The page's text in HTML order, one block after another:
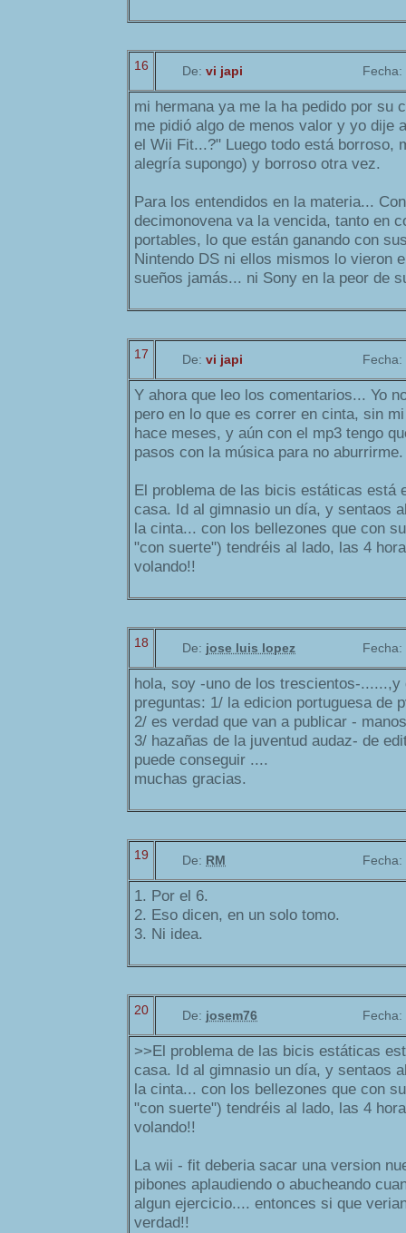
16 De: vi japi Fecha:
mi hermana ya me la ha pedido por su
me pidió algo de menos valor y yo dije
el Wii Fit...?" Luego todo está borroso,
alegría supongo) y borroso otra vez.
Para los entendidos en la materia...
decimonovena va la vencida, tanto en
portables, lo que están ganando con
Nintendo DS ni ellos mismos lo vieron
sueños jamás... ni Sony en la peor de
17 De: vi japi Fecha:
Y ahora que leo los comentarios... Yo
pero en lo que es correr en cinta, sin
hace meses, y aún con el mp3 tengo
pasos con la música para no aburrirme.
El problema de las bicis estáticas está
casa. Id al gimnasio un día, y sentaos
la cinta... con los bellezones que con
"con suerte") tendréis al lado, las 4
volando!!
18 De: jose luis lopez Fecha:
hola, soy -uno de los trescientos-......,y
preguntas: 1/ la edicion portuguesa de
2/ es verdad que van a publicar -
3/ hazañas de la juventud audaz- de
puede conseguir ....
muchas gracias.
19 De: RM Fecha:
1. Por el 6.
2. Eso dicen, en un solo tomo.
3. Ni idea.
20 De: josem76 Fecha:
>>El problema de las bicis estáticas
casa. Id al gimnasio un día, y sentaos
la cinta... con los bellezones que con
"con suerte") tendréis al lado, las 4
volando!!
La wii - fit deberia sacar una version
pibones aplaudiendo o abucheando
algun ejercicio.... entonces si que
verdad!!